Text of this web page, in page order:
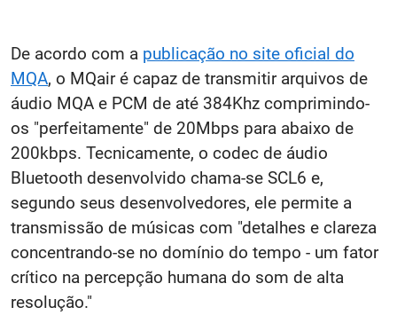
De acordo com a publicação no site oficial do
MQA, o MQair é capaz de transmitir arquivos de
áudio MQA e PCM de até 384Khz comprimindo-
os "perfeitamente" de 20Mbps para abaixo de
200kbps. Tecnicamente, o codec de áudio
Bluetooth desenvolvido chama-se SCL6 e,
segundo seus desenvolvedores, ele permite a
transmissão de músicas com "detalhes e clareza
concentrando-se no domínio do tempo - um fator
crítico na percepção humana do som de alta
resolução."